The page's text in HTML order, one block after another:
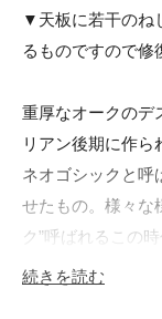
▼天板に若干のね
るものですので修
重厚なオークのデ
リアン後期に作
ネオゴシックと呼
せたもの。様々な
ク”呼ばれるこの
ダークオークのカ
続きを読む